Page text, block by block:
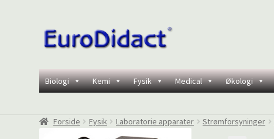
Spring
til
Spring
til
Biologi Kemi Fysik Medical Økologi
Forside Fysik Laboratorie apparater Strømforsyninger